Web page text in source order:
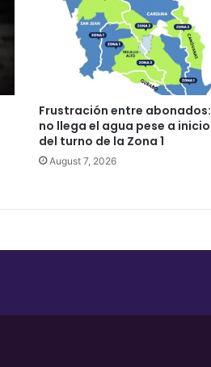
Frustración entre abonados:
no llega el agua pese a inicio
del turno de la Zona 1
August 7, 2026